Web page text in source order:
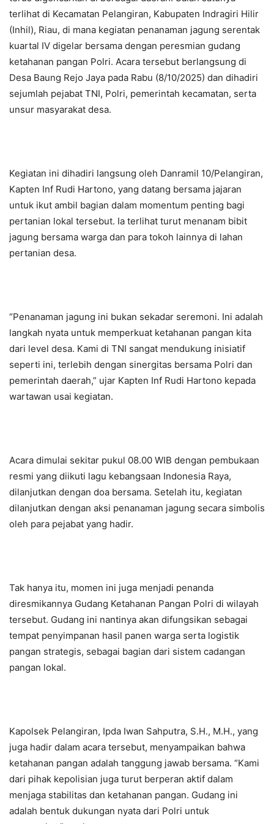
terlihat di Kecamatan Pelangiran, Kabupaten Indragiri Hilir
(Inhil), Riau, di mana kegiatan penanaman jagung serentak
kuartal IV digelar bersama dengan peresmian gudang
ketahanan pangan Polri. Acara tersebut berlangsung di
Desa Baung Rejo Jaya pada Rabu (8/10/2025) dan dihadiri
sejumlah pejabat TNI, Polri, pemerintah kecamatan, serta
unsur masyarakat desa.
Kegiatan ini dihadiri langsung oleh Danramil 10/Pelangiran,
Kapten Inf Rudi Hartono, yang datang bersama jajaran
untuk ikut ambil bagian dalam momentum penting bagi
pertanian lokal tersebut. Ia terlihat turut menanam bibit
jagung bersama warga dan para tokoh lainnya di lahan
pertanian desa.
“Penanaman jagung ini bukan sekadar seremoni. Ini adalah
langkah nyata untuk memperkuat ketahanan pangan kita
dari level desa. Kami di TNI sangat mendukung inisiatif
seperti ini, terlebih dengan sinergitas bersama Polri dan
pemerintah daerah,” ujar Kapten Inf Rudi Hartono kepada
wartawan usai kegiatan.
Acara dimulai sekitar pukul 08.00 WIB dengan pembukaan
resmi yang diikuti lagu kebangsaan Indonesia Raya,
dilanjutkan dengan doa bersama. Setelah itu, kegiatan
dilanjutkan dengan aksi penanaman jagung secara simbolis
oleh para pejabat yang hadir.
Tak hanya itu, momen ini juga menjadi penanda
diresmikannya Gudang Ketahanan Pangan Polri di wilayah
tersebut. Gudang ini nantinya akan difungsikan sebagai
tempat penyimpanan hasil panen warga serta logistik
pangan strategis, sebagai bagian dari sistem cadangan
pangan lokal.
Kapolsek Pelangiran, Ipda Iwan Sahputra, S.H., M.H., yang
juga hadir dalam acara tersebut, menyampaikan bahwa
ketahanan pangan adalah tanggung jawab bersama. “Kami
dari pihak kepolisian juga turut berperan aktif dalam
menjaga stabilitas dan ketahanan pangan. Gudang ini
adalah bentuk dukungan nyata dari Polri untuk